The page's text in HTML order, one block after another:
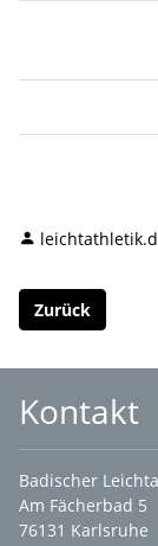
Zurück
Kontakt
Badischer
Am Fächerbad 5
76131 Karlsruhe